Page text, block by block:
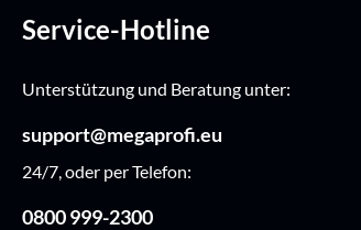
Service-Hotline
Unterstützung und Beratung unter:
support@megaprofi.eu
24/7, oder per Telefon:
0800 999-2300